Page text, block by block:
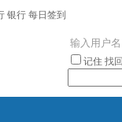
银行 每日签到
记住 找